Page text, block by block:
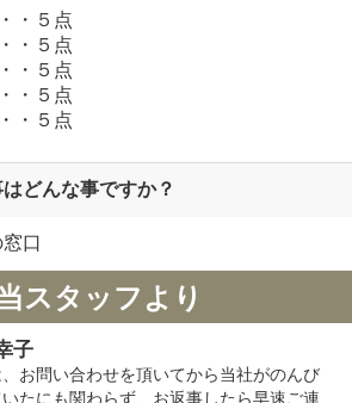
・５点
・５点
・５点
・５点
・５点
どんな事ですか？
口
スタッフより
子
、お問い合わせを頂いてから当社がのんび
いたにも関わらず、お返事したら早速ご連